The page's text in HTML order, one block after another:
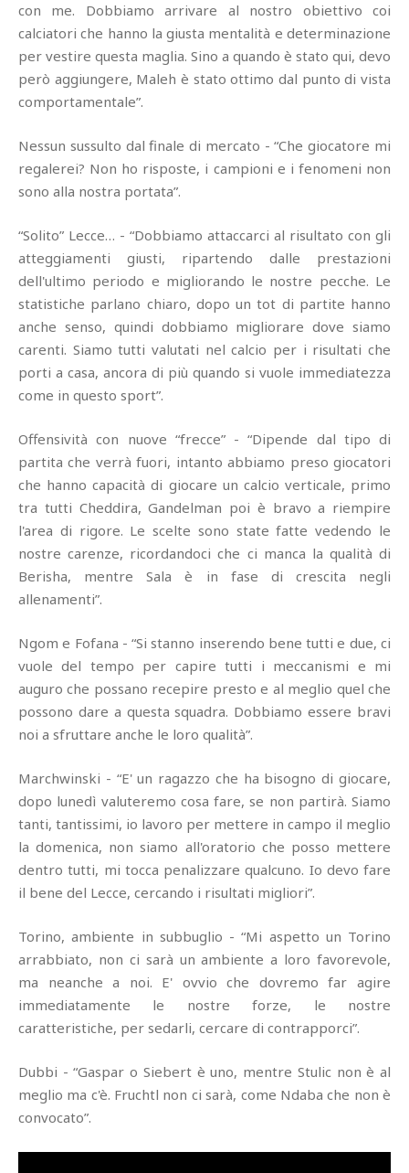
con me. Dobbiamo arrivare al nostro obiettivo coi
calciatori che hanno la giusta mentalità e determinazione
per vestire questa maglia. Sino a quando è stato qui, devo
però aggiungere, Maleh è stato ottimo dal punto di vista
comportamentale”.
Nessun sussulto dal finale di mercato - “Che giocatore mi
regalerei? Non ho risposte, i campioni e i fenomeni non
sono alla nostra portata”.
“Solito” Lecce… - “Dobbiamo attaccarci al risultato con gli
atteggiamenti giusti, ripartendo dalle prestazioni
dell'ultimo periodo e migliorando le nostre pecche. Le
statistiche parlano chiaro, dopo un tot di partite hanno
anche senso, quindi dobbiamo migliorare dove siamo
carenti. Siamo tutti valutati nel calcio per i risultati che
porti a casa, ancora di più quando si vuole immediatezza
come in questo sport”.
Offensività con nuove “frecce” - “Dipende dal tipo di
partita che verrà fuori, intanto abbiamo preso giocatori
che hanno capacità di giocare un calcio verticale, primo
tra tutti Cheddira, Gandelman poi è bravo a riempire
l'area di rigore. Le scelte sono state fatte vedendo le
nostre carenze, ricordandoci che ci manca la qualità di
Berisha, mentre Sala è in fase di crescita negli
allenamenti”.
Ngom e Fofana - “Si stanno inserendo bene tutti e due, ci
vuole del tempo per capire tutti i meccanismi e mi
auguro che possano recepire presto e al meglio quel che
possono dare a questa squadra. Dobbiamo essere bravi
noi a sfruttare anche le loro qualità”.
Marchwinski - “E' un ragazzo che ha bisogno di giocare,
dopo lunedì valuteremo cosa fare, se non partirà. Siamo
tanti, tantissimi, io lavoro per mettere in campo il meglio
la domenica, non siamo all'oratorio che posso mettere
dentro tutti, mi tocca penalizzare qualcuno. Io devo fare
il bene del Lecce, cercando i risultati migliori”.
Torino, ambiente in subbuglio - “Mi aspetto un Torino
arrabbiato, non ci sarà un ambiente a loro favorevole,
ma neanche a noi. E' ovvio che dovremo far agire
immediatamente le nostre forze, le nostre
caratteristiche, per sedarli, cercare di contrapporci”.
Dubbi - “Gaspar o Siebert è uno, mentre Stulic non è al
meglio ma c'è. Fruchtl non ci sarà, come Ndaba che non è
convocato”.